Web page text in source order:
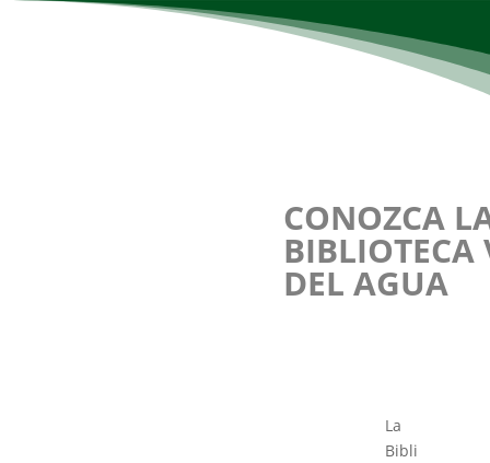
CONOZCA
BIBLIOTECA
DEL AGUA
La
Bibli